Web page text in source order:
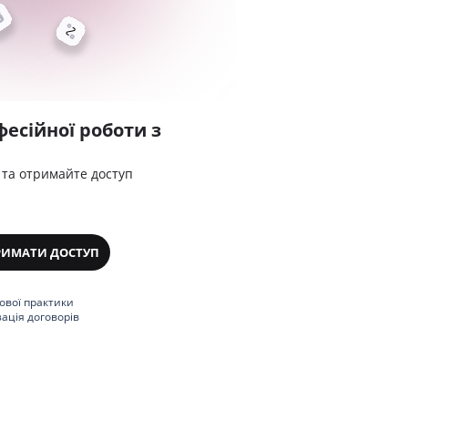
роботи з
отримайте доступ
ДОСТУП
практики
договорів